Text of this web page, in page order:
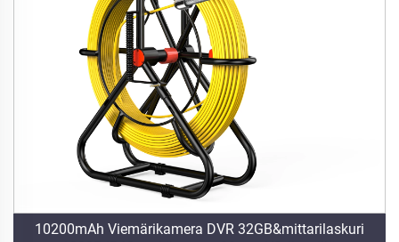
10200mAh Viemärikamera DVR 32GB&mittarilaskuri